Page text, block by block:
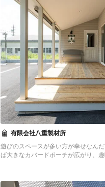
有限会社八重製材所
遊びのスペースが多い方が幸せなんだよ。 窓を
ば大きなカバードポーチが広がり、
い方が幸せなんだよ。」